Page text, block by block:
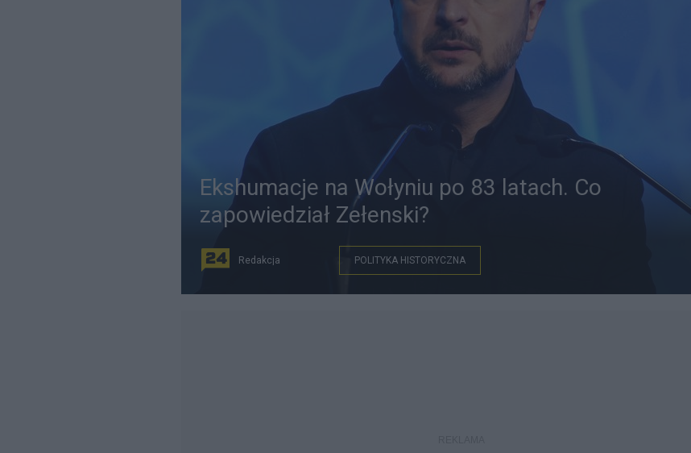
Ekshumacje na Wołyniu po 83 latach. Co
zapowiedział Zełenski?
Redakcja POLITYKA HISTORYCZNA